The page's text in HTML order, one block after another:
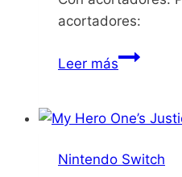
acortadores:
Leer más8Doors
Nintendo Switch